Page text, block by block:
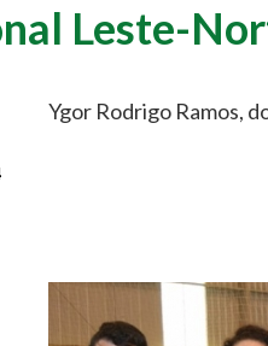
Leste-
Ygor Rodrigo Ramos,